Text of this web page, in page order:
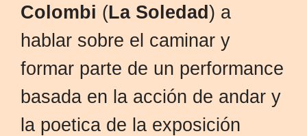
Colombi (La Soledad ) a
hablar sobre el caminar y
formar parte de un performance
basada en la acción de andar y
la poetica de la exposición